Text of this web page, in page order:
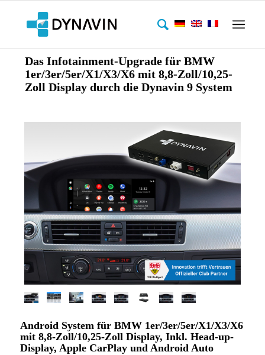
Das Infotainment-Upgrade für BMW
1er/3er/5er/X1/X3/X6 mit 8,8-Zoll/10,25-
Zoll Display durch die Dynavin 9 System
Android System für BMW 1er/3er/5er/X1/X3/X6
mit 8,8-Zoll/10,25-Zoll Display, Inkl. Head-up-
Display, Apple CarPlay und Android Auto